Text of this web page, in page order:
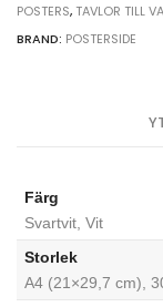
POSTERS, TAVLOR TILL
BRAND: POSTERSIDE
Färg
Svartvit, Vit
Storlek
A4 (21×29,7 cm),